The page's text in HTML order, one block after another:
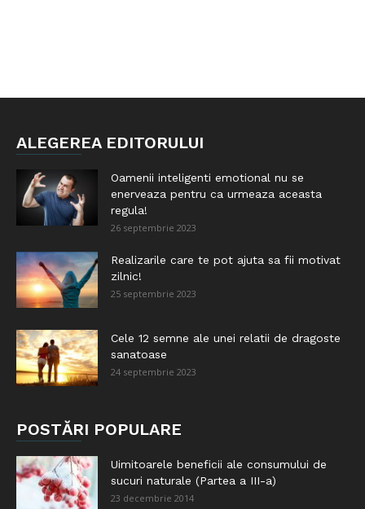
ALEGEREA EDITORULUI
Oamenii inteligenti emotional nu se
enerveaza pentru ca urmeaza aceasta
regula!
26 septembrie 2023
Realizarile care te pot ajuta sa fii motivat
zilnic!
25 septembrie 2023
Cele 12 semne ale unei relatii de dragoste
sanatoase
24 septembrie 2023
POSTĂRI POPULARE
Uimitoarele beneficii ale consumului de
sucuri naturale (Partea a III-a)
23 decembrie 2014